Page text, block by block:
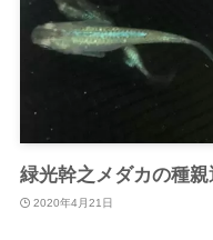
緑光幹之メダカの種親
2020年4月21日